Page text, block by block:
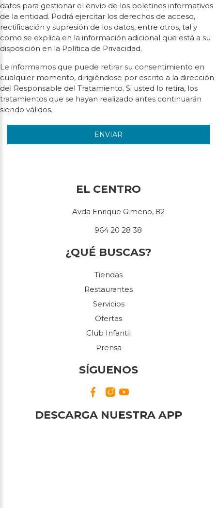
datos para gestionar el envío de los boletines informativos
de la entidad. Podrá ejercitar los derechos de acceso,
rectificación y supresión de los datos, entre otros, tal y
como se explica en la información adicional que está a su
disposición en la Política de Privacidad.
Le informamos que puede retirar su consentimiento en
cualquier momento, dirigiéndose por escrito a la dirección
del Responsable del Tratamiento. Si usted lo retira, los
tratamientos que se hayan realizado antes continuarán
siendo válidos.
ENVIAR
EL CENTRO
Avda Enrique Gimeno, 82
964 20 28 38
¿QUÉ BUSCAS?
Tiendas
Restaurantes
Servicios
Ofertas
Club Infantil
Prensa
SÍGUENOS
DESCARGA NUESTRA APP